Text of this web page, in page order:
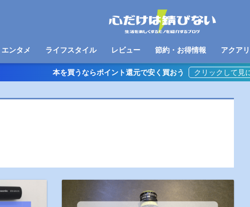
エンタメ ライフスタイル レビュー 節約・お得情報 アクア
本を買うならポイント還元で安く買おう